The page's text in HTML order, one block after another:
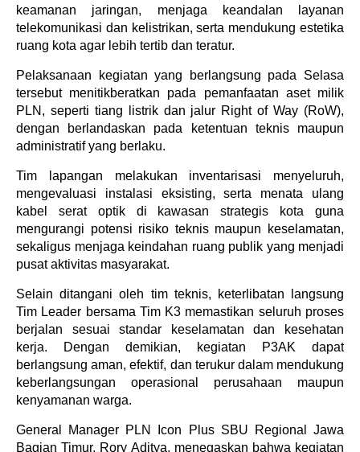
keamanan jaringan, menjaga keandalan layanan
telekomunikasi dan kelistrikan, serta mendukung estetika
ruang kota agar lebih tertib dan teratur.
Pelaksanaan kegiatan yang berlangsung pada Selasa
tersebut menitikberatkan pada pemanfaatan aset milik
PLN, seperti tiang listrik dan jalur Right of Way (RoW),
dengan berlandaskan pada ketentuan teknis maupun
administratif yang berlaku.
Tim lapangan melakukan inventarisasi menyeluruh,
mengevaluasi instalasi eksisting, serta menata ulang
kabel serat optik di kawasan strategis kota guna
mengurangi potensi risiko teknis maupun keselamatan,
sekaligus menjaga keindahan ruang publik yang menjadi
pusat aktivitas masyarakat.
Selain ditangani oleh tim teknis, keterlibatan langsung
Tim Leader bersama Tim K3 memastikan seluruh proses
berjalan sesuai standar keselamatan dan kesehatan
kerja. Dengan demikian, kegiatan P3AK dapat
berlangsung aman, efektif, dan terukur dalam mendukung
keberlangsungan operasional perusahaan maupun
kenyamanan warga.
General Manager PLN Icon Plus SBU Regional Jawa
Bagian Timur, Rory Aditya, menegaskan bahwa kegiatan